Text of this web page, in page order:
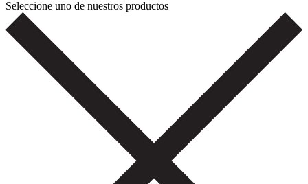
Seleccione uno de nuestros productos